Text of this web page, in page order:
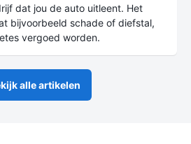
dat jou de auto uitleent. Het
bijvoorbeeld schade of diefstal,
vergoed worden.
alle artikelen